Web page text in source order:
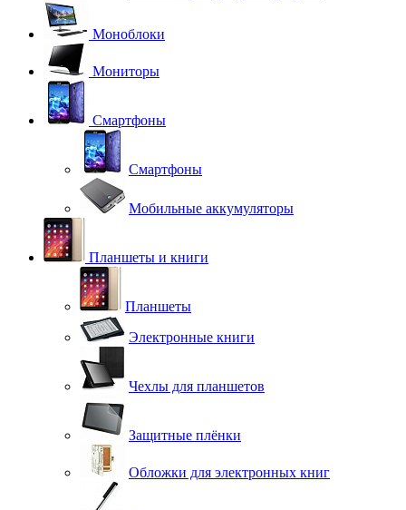
Моноблоки
Мониторы
Смартфоны
Смартфоны
Мобильные аккумуляторы
Планшеты и книги
Планшеты
Электронные книги
Чехлы для планшетов
Защитные плёнки
Обложки для электронных книг